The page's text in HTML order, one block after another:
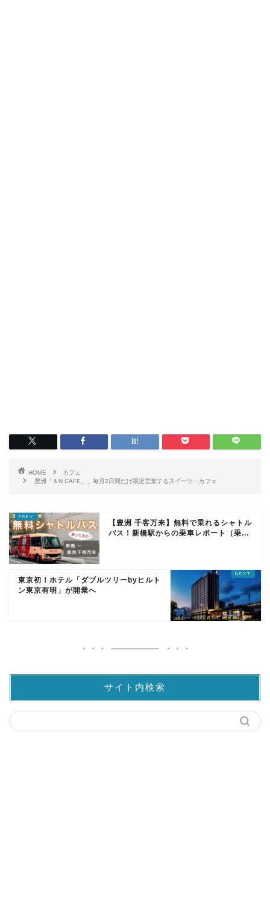
HOME
カフェ
豊洲「＆N CAFE」、毎月2日間だけ限定営業するスイーツ・カフェ
【豊洲 千客万来】無料で乗れるシャトル
バス！新橋駅からの乗車レポート（乗...
東京初！ホテル「ダブルツリーbyヒルト
ン東京有明」が開業へ
サイト内検索